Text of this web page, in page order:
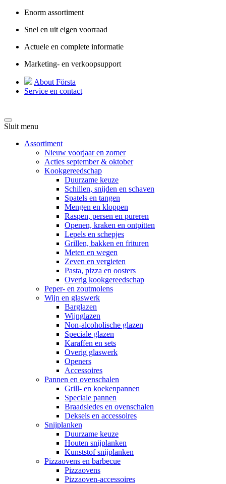
Enorm assortiment
Snel en uit eigen voorraad
Actuele en complete informatie
Marketing- en verkoopsupport
About Första
Service en contact
Sluit menu
Assortiment
Nieuw voorjaar en zomer
Acties september & oktober
Kookgereedschap
Duurzame keuze
Schillen, snijden en schaven
Spatels en tangen
Mengen en kloppen
Raspen, persen en pureren
Openen, kraken en ontpitten
Lepels en schepjes
Grillen, bakken en frituren
Meten en wegen
Zeven en vergieten
Pasta, pizza en oosters
Overig kookgereedschap
Peper- en zoutmolens
Wijn en glaswerk
Barglazen
Wijnglazen
Non-alcoholische glazen
Speciale glazen
Karaffen en sets
Overig glaswerk
Openers
Accessoires
Pannen en ovenschalen
Grill- en koekenpannen
Speciale pannen
Braadsledes en ovenschalen
Deksels en accessoires
Snijplanken
Duurzame keuze
Houten snijplanken
Kunststof snijplanken
Pizzaovens en barbecue
Pizzaovens
Pizzaoven-accessoires